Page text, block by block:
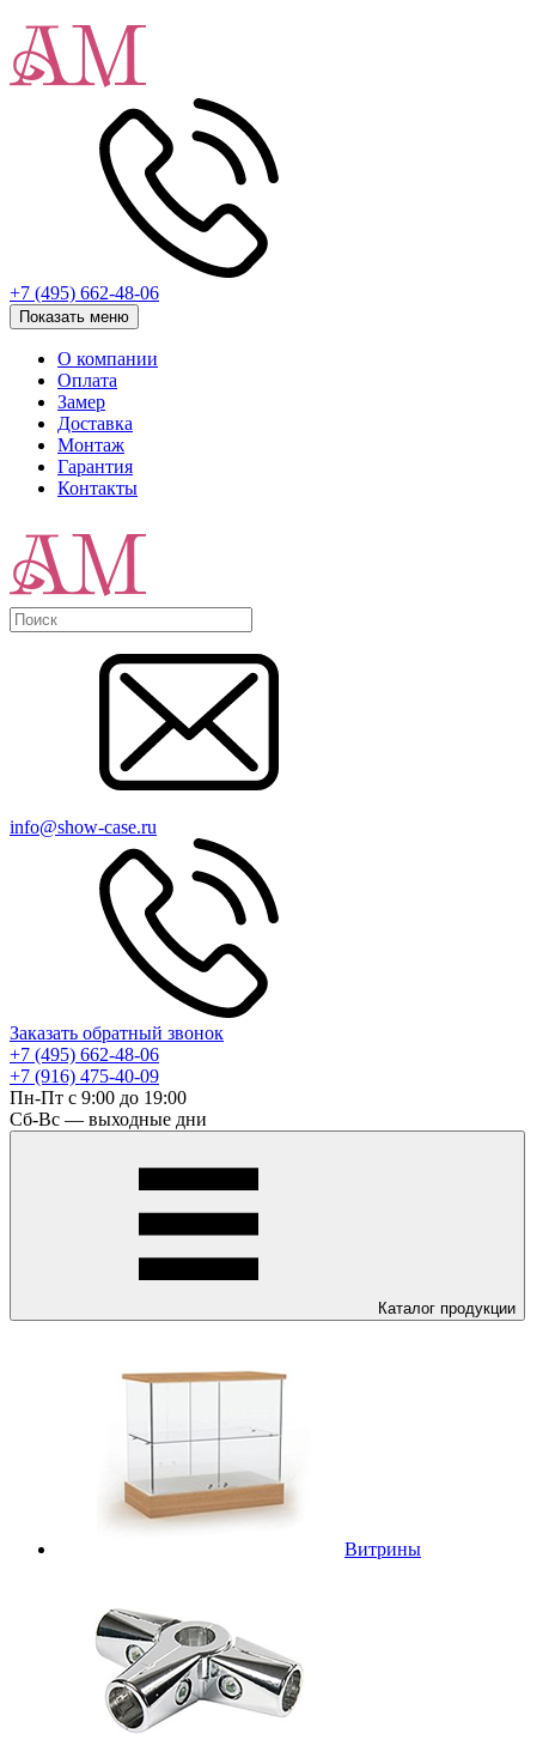
+7 (495) 662-48-06
Показать меню
О компании
Оплата
Замер
Доставка
Монтаж
Гарантия
Контакты
info@show-case.ru
Заказать обратный звонок
+7 (495) 662-48-06
+7 (916) 475-40-09
Пн-Пт с 9:00 до 19:00
Сб-Вс — выходные дни
Каталог продукции
Витрины